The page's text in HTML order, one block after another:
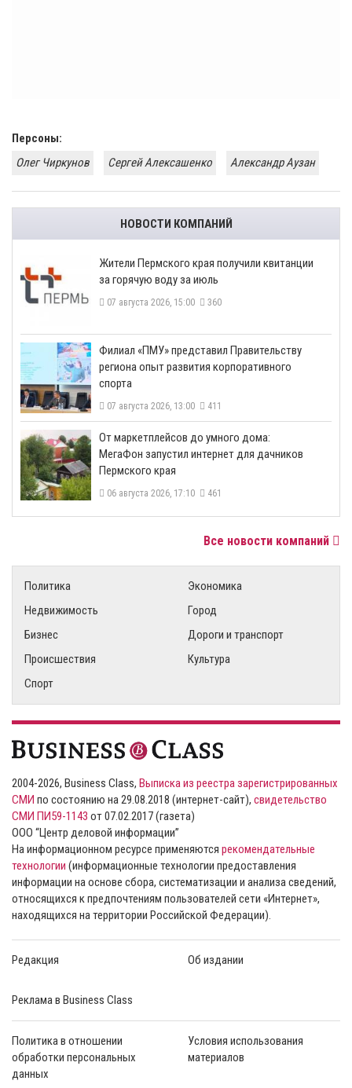
Персоны:
Олег Чиркунов
Сергей Алексашенко Александр Аузан
НОВОСТИ КОМПАНИЙ
​Жители Пермского края получили квитанции
за горячую воду за июль
07 августа 2026, 15:00 360
​Филиал «ПМУ» представил Правительству
региона опыт развития корпоративного
спорта
07 августа 2026, 13:00 411
От маркетплейсов до умного дома:
МегаФон запустил интернет для дачников
Пермского края
06 августа 2026, 17:10 461
Все новости компаний
Политика
Экономика
Недвижимость
Город
Бизнес
Дороги и транспорт
Происшествия
Культура
Спорт
2004-2026, Business Class, Выписка из реестра зарегистрированных
СМИ по состоянию на 29.08.2018 (интернет-сайт), свидетельство
СМИ ПИ59-1143 от 07.02.2017 (газета)
ООО “Центр деловой информации”
На информационном ресурсе применяются рекомендательные
технологии (информационные технологии предоставления
информации на основе сбора, систематизации и анализа сведений,
относящихся к предпочтениям пользователей сети «Интернет»,
находящихся на территории Российской Федерации).
Редакция Об издании
Реклама в Business Class
Политика в отношении
обработки персональных
данных
Условия использования
материалов